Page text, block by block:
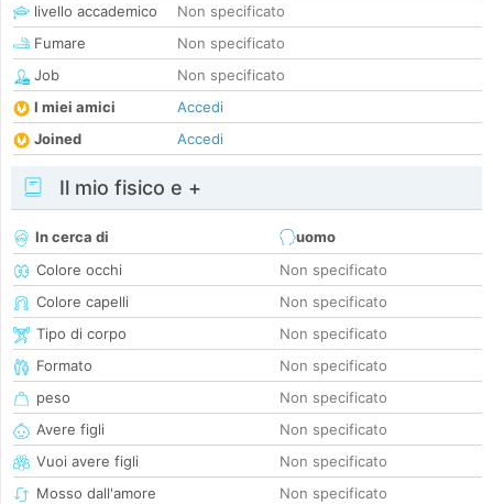
livello accademico
Non specificato
Fumare
Non specificato
Job
Non specificato
I miei amici
Accedi
Joined
Accedi
Il mio fisico e +
In cerca di
uomo
Colore occhi
Non specificato
Colore capelli
Non specificato
Tipo di corpo
Non specificato
Formato
Non specificato
peso
Non specificato
Avere figli
Non specificato
Vuoi avere figli
Non specificato
Mosso dall'amore
Non specificato